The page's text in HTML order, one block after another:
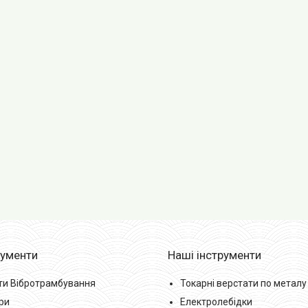
Вібротрамбування
Наші інструменти
Токарні верстати по металу
Електролебідки